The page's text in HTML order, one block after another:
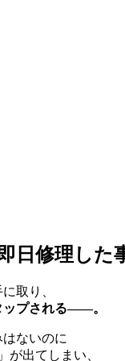
日修理した
取り、
ップされる——。
ないのに
が出てしまい、